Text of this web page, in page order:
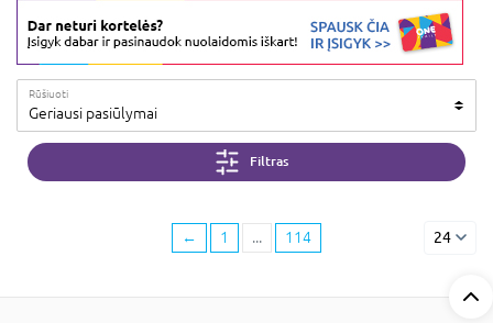
Rūšiuoti
Geriausi pasiūlymai
Filtras
← 1 ... 114 24